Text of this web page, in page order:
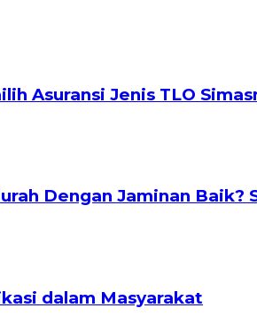
Asuransi Jenis TLO
Dengan Jaminan Baik?
dalam Masyarakat